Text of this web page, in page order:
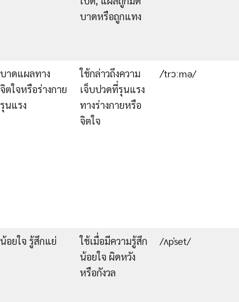
บาดหรือถูกแทง
บาดแผลทาง
จิตใจหรือร่างกาย
รุนแรง
ใช้กล่าวถึงความ
เจ็บปวดที่รุนแรง
ทางร่างกายหรือ
จิตใจ
/ˈtrɔːmə/
น้อยใจ รู้สึกแย่
ใช้เมื่อมีความรู้สึก
น้อยใจ ผิดหวัง
หรือกังวล
/ʌpˈset/